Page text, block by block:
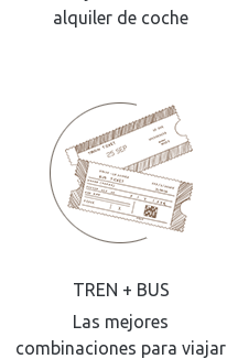
alquiler de coche
TREN + BUS
Las mejores
combinaciones para viajar